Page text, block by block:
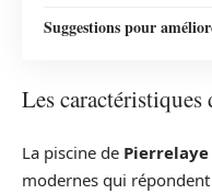
Suggestions pour
Les
La piscine de Pierrelaye
modernes qui